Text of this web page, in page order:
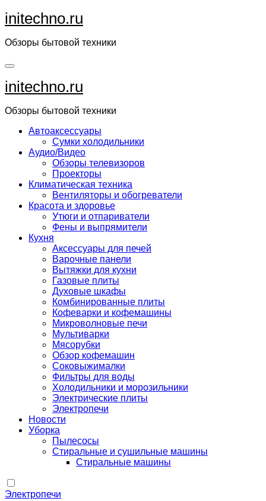
Перейти
кinitechno.ru
Обзоры бытовой техники
initechno.ru
Обзоры бытовой техники
Автоаксессуары
Сумки холодильники
Аудио/Видео
Обзоры телевизоров
Проекторы
Климатическая техника
Вентиляторы и обогреватели
Красота и здоровье
Утюги и отпариватели
Фены и выпрямители
Кухня
Аксессуары для печей
Варочные панели
Вытяжки для кухни
Газовые плиты
Духовые шкафы
Комбинированные плиты
Кофеварки и кофемашины
Микроволновые печи
Мультиварки
Мясорубки
Обзор кофемашин
Соковыжималки
Фильтры для воды
Холодильники и морозильники
Электрические плиты
Электропечи
Новости
Уборка
Пылесосы
Стиральные и сушильные машины
Стиральные машины
Электропечи